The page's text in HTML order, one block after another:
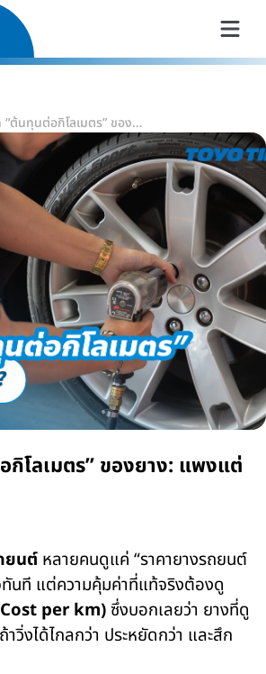
สูตรคิด “ต้นทุนต่อกิโลเมตร” ของยาง: แพงแต่คุ้มจริงไหม?
โลเมตร” ของยาง: แพงแต่
ยนต์ หลายคนดูแค่ “ราคายางรถยนต์
นที แต่ความคุ้มค่าที่แท้จริงต้องดู
Cost per km)ซึ่งบอกเลยว่า ยางที่ดู
ถ้าวิ่งได้ไกลกว่า ประหยัดกว่า และสึก